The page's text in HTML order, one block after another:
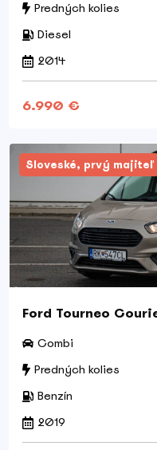
Predných kolies
Diesel
2014
6.990 €
Sloveské, prvý majiteľ
Ford Tourneo
Combi
Predných kolies
Benzín
2019